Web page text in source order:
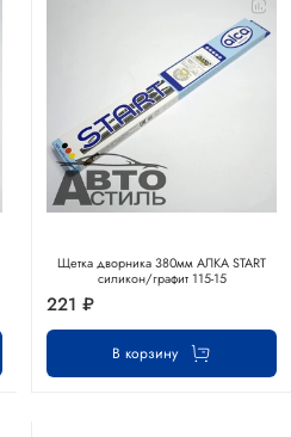
Щетка дворника 380мм АЛКА START
силикон/графит 115-15
221 ₽
В корзину